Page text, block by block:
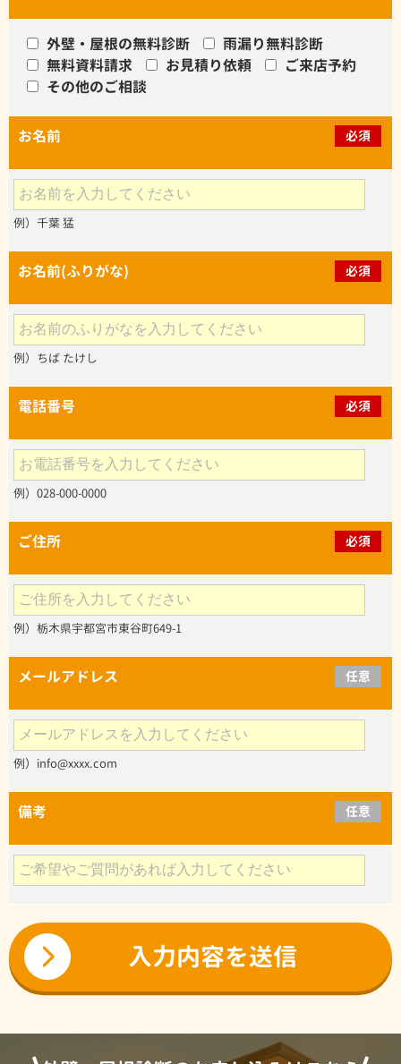
外壁・屋根の無料診断
雨漏り無料診断
無料資料請求
お見積り依頼
ご来店予約
その他のご相談
お名前 必須
例）千葉 猛
お名前(ふりがな) 必須
例）ちば たけし
電話番号 必須
例）028-000-0000
ご住所 必須
例）栃木県宇都宮市東谷町649-1
メールアドレス 任意
例）info@xxxx.com
備考 任意